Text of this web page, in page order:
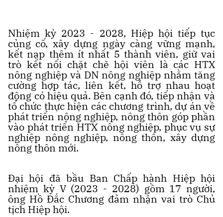
Nhiệm kỳ 2023 - 2028, Hiệp hội tiếp tục
củng cố, xây dựng ngày càng vững mạnh,
kết nạp thêm ít nhất 5 thành viên, giữ vai
trò kết nối chặt chẽ hội viên là các HTX
nông nghiệp và DN nông nghiệp nhằm tăng
cường hợp tác, liên kết, hỗ trợ nhau hoạt
động có hiệu quả. Bên cạnh đó, tiếp nhận và
tổ chức thực hiện các chương trình, dự án về
phát triển nông nghiệp, nông thôn góp phần
vào phát triển HTX nông nghiệp, phục vụ sự
nghiệp nông nghiệp, nông thôn, xây dựng
nông thôn mới.
Đại hội đã bầu Ban Chấp hành Hiệp hội
nhiệm kỳ V (2023 - 2028) gồm 17 người,
ông Hồ Đắc Chương đảm nhận vai trò Chủ
tịch Hiệp hội.